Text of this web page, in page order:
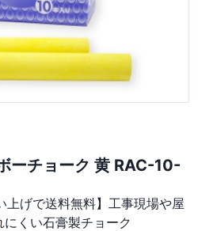
ーチョーク 黄 RAC-10-
上げで送料無料】工事現場や屋
くい石膏製チョーク